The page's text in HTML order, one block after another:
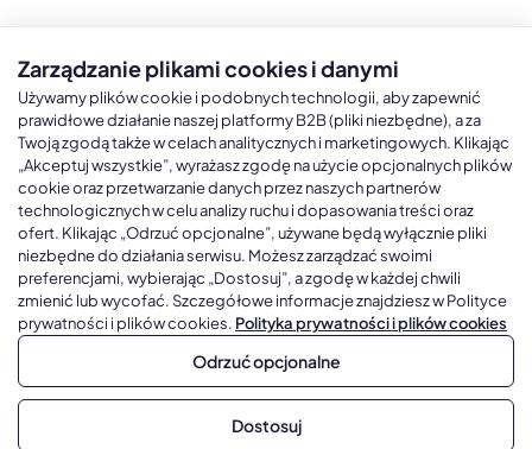
Kalendarze książkowe A5
Kalendarze książkowe A4
Kalendarze książkowe B5
Kalendarze książkowe A6 i B6
Kalendarze książkowe z własną oprawą
Kalendarze Ścienne
Kalendarze trójdzielne
Kalendarze jednodzielne
Kalendarze czterodzielne
Kalendarze Wieloplanszowe
Kalendarze Wielopanszowe, Plakatowe
Copyright © 2026, Gadżetowy.pl, All Rights Reserved, Platforma
Zarządzanie plikami cookies i danymi
Używamy plików cookie i podobnych technologii, aby zapewnić
prawidłowe działanie naszej platformy B2B (pliki niezbędne), a za
Twoją zgodą także w celach analitycznych i marketingowych. Klikając
„Akceptuj wszystkie”, wyrażasz zgodę na użycie opcjonalnych plików
cookie oraz przetwarzanie danych przez naszych partnerów
technologicznych w celu analizy ruchu i dopasowania treści oraz
ofert. Klikając „Odrzuć opcjonalne”, używane będą wyłącznie pliki
niezbędne do działania serwisu. Możesz zarządzać swoimi
preferencjami, wybierając „Dostosuj”, a zgodę w każdej chwili
zmienić lub wycofać. Szczegółowe informacje znajdziesz w Polityce
prywatności i plików cookies. Polityka prywatności i plików cookies
Odrzuć opcjonalne
Dostosuj